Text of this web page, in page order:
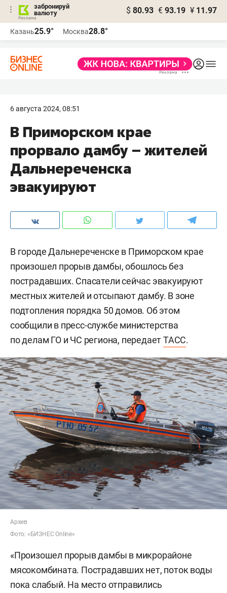
забронируй
валюту
$ 80.93 € 93.19 ¥ 11.97
Казань25.9° Москва28.8°
6 августа 2024, 08:51
В Приморском крае
прорвало дамбу – жителей
Дальнереченска
эвакуируют
В городе Дальнереченске в Приморском крае
произошел прорыв дамбы, обошлось без
пострадавших. Спасатели сейчас эвакуируют
местных жителей и отсыпают дамбу. В зоне
подтопления порядка 50 домов. Об этом
сообщили в пресс-службе министерства
по делам ГО и ЧС региона, передаетТАСС.
Архив
Фото: «БИЗНЕС Online»
«Произошел прорыв дамбы в микрорайоне
мясокомбината. Пострадавших нет, поток воды
пока слабый. На место отправились